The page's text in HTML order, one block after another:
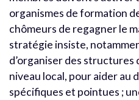
organismes de formation
chômeurs de regagner le
stratégie insiste,
d’organiser des
niveau local, pour aider au
spécifiques et pointues ;